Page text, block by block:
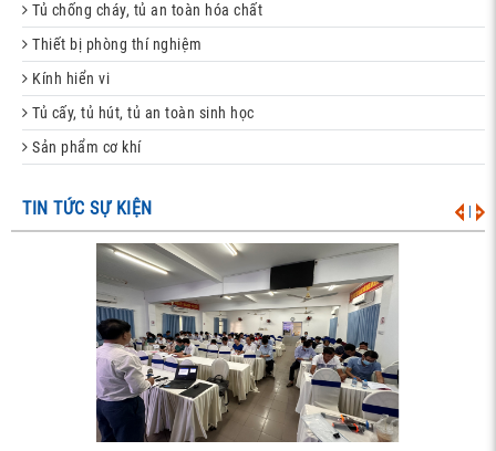
Tủ chống cháy, tủ an toàn hóa chất
Thiết bị phòng thí nghiệm
Kính hiển vi
Tủ cấy, tủ hút, tủ an toàn sinh học
Sản phẩm cơ khí
TIN TỨC SỰ KIỆN